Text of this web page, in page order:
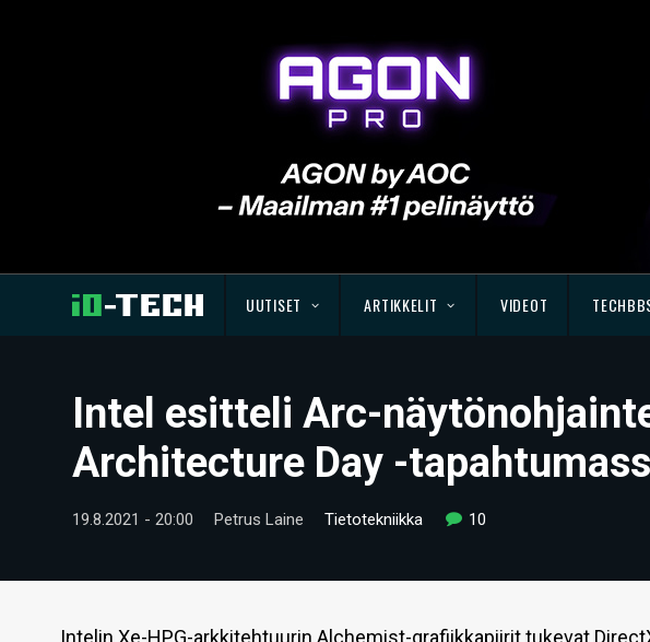
UUTISET ARTIKKELIT VIDEOT
Intel esitteli Arc-
Architecture Day -
19.8.2021 - 20:00 Petrus Laine Tietotekniikka 10
Intelin Xe-HPG-arkkitehtuurin Alchemist-grafiikkapiirit tukevat